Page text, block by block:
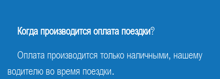
Когда производится оплата поездки?
Оплата производится только наличными, нашему
водителю во время поездки.